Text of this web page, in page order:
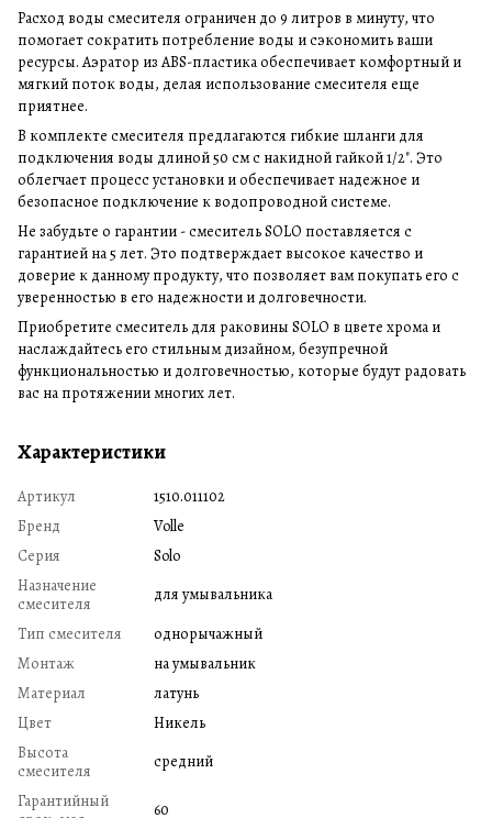
Расход воды смесителя ограничен до 9 литров в минуту, что
помогает сократить потребление воды и сэкономить ваши
ресурсы. Аэратор из ABS-пластика обеспечивает комфортный и
мягкий поток воды, делая использование смесителя еще
приятнее.
В комплекте смесителя предлагаются гибкие шланги для
подключения воды длиной 50 см с накидной гайкой 1/2". Это
облегчает процесс установки и обеспечивает надежное и
безопасное подключение к водопроводной системе.
Не забудьте о гарантии - смеситель SOLO поставляется с
гарантией на 5 лет. Это подтверждает высокое качество и
доверие к данному продукту, что позволяет вам покупать его с
уверенностью в его надежности и долговечности.
Приобретите смеситель для раковины SOLO в цвете хрома и
наслаждайтесь его стильным дизайном, безупречной
функциональностью и долговечностью, которые будут радовать
вас на протяжении многих лет.
Характеристики
Артикул
1510.011102
Бренд
Volle
Серия
Solo
Назначение
смесителя
для умывальника
Тип смесителя
однорычажный
Монтаж
на умывальник
Материал
латунь
Цвет
Никель
Высота
смесителя
средний
Гарантийный
60